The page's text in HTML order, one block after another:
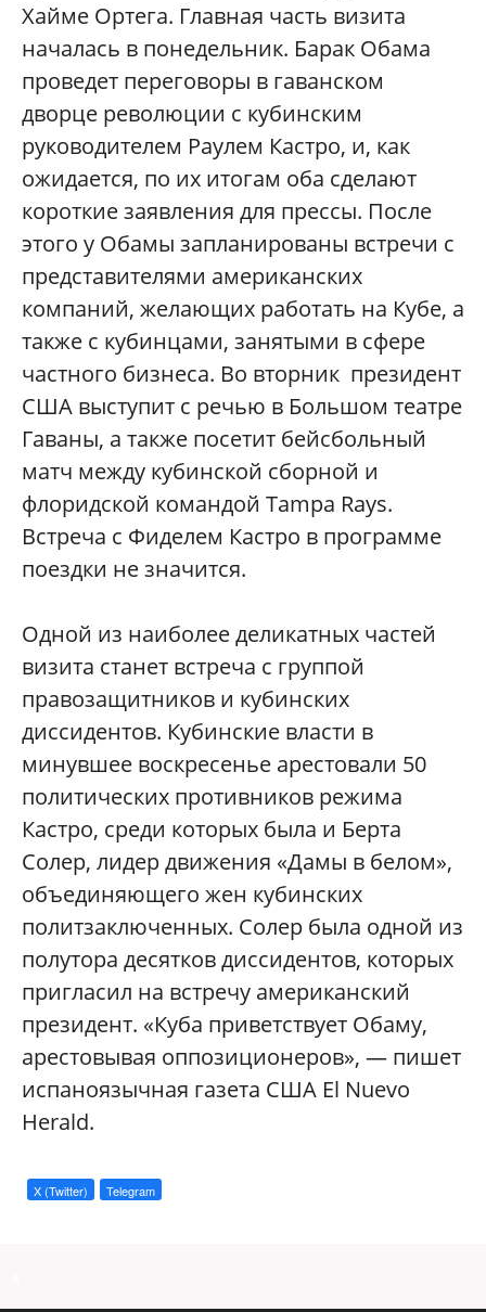
Хайме Ортега. Главная часть визита
началась в понедельник. Барак Обама
проведет переговоры в гаванском
дворце революции с кубинским
руководителем Раулем Кастро, и, как
ожидается, по их итогам оба сделают
короткие заявления для прессы. После
этого у Обамы запланированы встречи с
представителями американских
компаний, желающих работать на Кубе, а
также с кубинцами, занятыми в сфере
частного бизнеса. Во вторник президент
США выступит с речью в Большом театре
Гаваны, а также посетит бейсбольный
матч между кубинской сборной и
флоридской командой Tampa Rays.
Встреча с Фиделем Кастро в программе
поездки не значится.
Одной из наиболее деликатных частей
визита станет встреча с группой
правозащитников и кубинских
диссидентов. Кубинские власти в
минувшее воскресенье арестовали 50
политических противников режима
Кастро, среди которых была и Берта
Солер, лидер движения «Дамы в белом»,
объединяющего жен кубинских
политзаключенных. Солер была одной из
полутора десятков диссидентов, которых
пригласил на встречу американский
президент. «Куба приветствует Обаму,
арестовывая оппозиционеров», — пишет
испаноязычная газета США El Nuevo
Herald.
X (Twitter) Telegram